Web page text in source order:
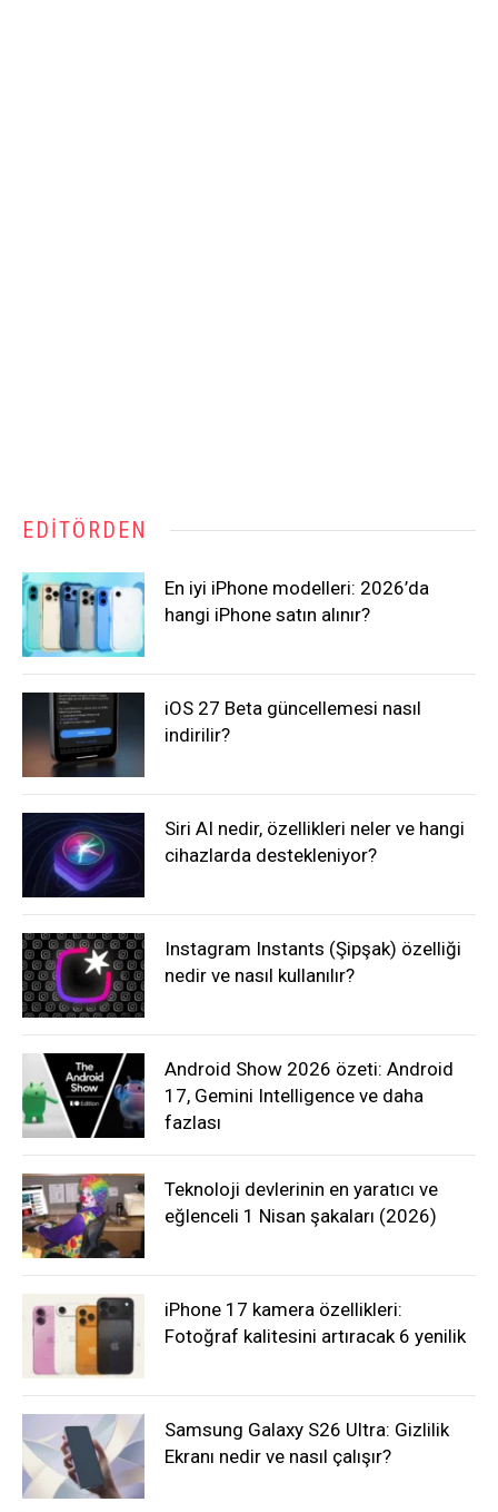
EDITÖRDEN
En iyi iPhone modelleri: 2026’da
hangi iPhone satın alınır?
iOS 27 Beta güncellemesi nasıl
indirilir?
Siri AI nedir, özellikleri neler ve hangi
cihazlarda destekleniyor?
Instagram Instants (Şipşak) özelliği
nedir ve nasıl kullanılır?
Android Show 2026 özeti: Android
17, Gemini Intelligence ve daha
fazlası
Teknoloji devlerinin en yaratıcı ve
eğlenceli 1 Nisan şakaları (2026)
iPhone 17 kamera özellikleri:
Fotoğraf kalitesini artıracak 6 yenilik
Samsung Galaxy S26 Ultra: Gizlilik
Ekranı nedir ve nasıl çalışır?